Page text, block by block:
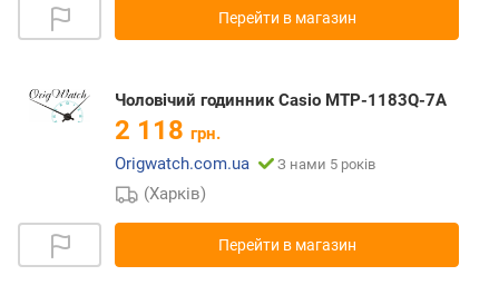
Перейти в магазин
Чоловічий годинник Casio MTP-1183Q-7A
2 118 грн.
Origwatch.com.ua
З нами 5 років
(Харків)
Перейти в магазин